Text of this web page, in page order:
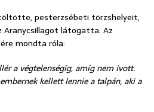
pesterzsébeti törzshelyeit,
Aranycsillagot látogatta. Az
mondta róla:
a végtelenségig, amíg nem ivott.
kellett lennie a talpán, aki a